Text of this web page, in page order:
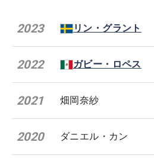
2023 リン・グラント
2022 ガビー・ロペス
2021 畑岡奈紗
2020 ダニエル・カン